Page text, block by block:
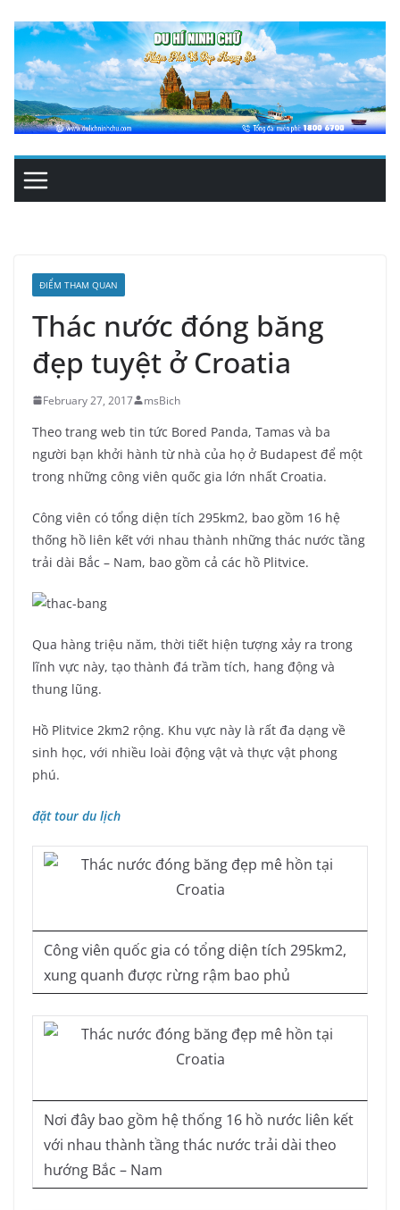
content
ĐIỂM THAM QUAN
Thác nước đóng băng
đẹp tuyệt ở Croatia
February 27, 2017 msBich
Theo trang web tin tức Bored Panda, Tamas và ba
người bạn khởi hành từ nhà của họ ở Budapest để một
trong những công viên quốc gia lớn nhất Croatia.
Công viên có tổng diện tích 295km2, bao gồm 16 hệ
thống hồ liên kết với nhau thành những thác nước tầng
trải dài Bắc – Nam, bao gồm cả các hồ Plitvice.
Qua hàng triệu năm, thời tiết hiện tượng xảy ra trong
lĩnh vực này, tạo thành đá trầm tích, hang động và
thung lũng.
Hồ Plitvice 2km2 rộng. Khu vực này là rất đa dạng về
sinh học, với nhiều loài động vật và thực vật phong
phú.
đặt tour du lịch
Công viên quốc gia có tổng diện tích 295km2,
xung quanh được rừng rậm bao phủ
Nơi đây bao gồm hệ thống 16 hồ nước liên kết
với nhau thành tầng thác nước trải dài theo
hướng Bắc – Nam